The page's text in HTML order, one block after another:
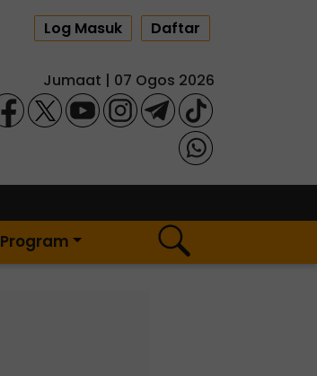
Log Masuk Daftar
Jumaat | 07 Ogos 2026
Program